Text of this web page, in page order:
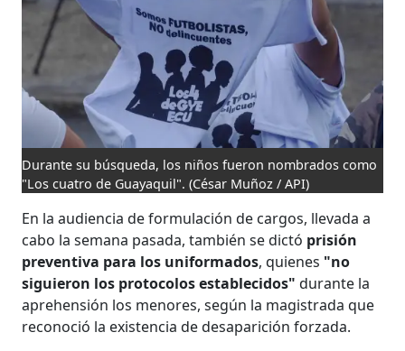
Durante su búsqueda, los niños fueron nombrados como
"Los cuatro de Guayaquil". (César Muñoz / API)
En la audiencia de formulación de cargos, llevada a
cabo la semana pasada, también se dictó prisión
preventiva para los uniformados, quienes "no
siguieron los protocolos establecidos"durante la
aprehensión los menores, según la magistrada que
reconoció la existencia de desaparición forzada.